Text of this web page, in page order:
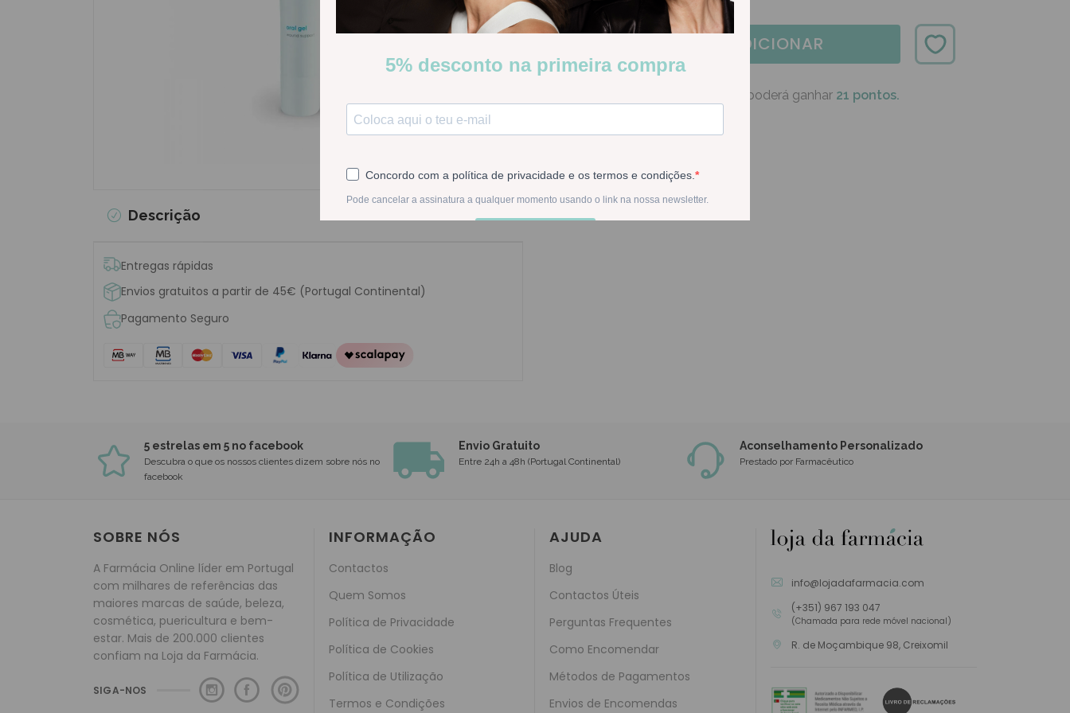
Descrição
Entregas rápidas
Envios gratuitos a partir de 45€ (Portugal Continental)
Pagamento Seguro
ADICIONAR
Na compra deste produto poderá ganhar 21 pontos.
5 estrelas em 5 no facebook
Descubra o que os nossos clientes dizem sobre nós no
facebook
Envio Gratuito
Entre 24h a 48h (Portugal Continental)
Aconselhamento Personalizado
Prestado por Farmacêutico
SOBRE NÓS
A Farmácia Online líder em Portugal
com milhares de referências das
maiores marcas de saúde, beleza,
cosmética, puericultura e bem-
estar. Mais de 200.000 clientes
confiam na Loja da Farmácia.
SIGA-NOS
INFORMAÇÃO
Contactos
Quem Somos
Política de Privacidade
Política de Cookies
Política de Utilização
Termos e Condições
AJUDA
Blog
Contactos Úteis
Perguntas Frequentes
Como Encomendar
Métodos de Pagamentos
Envios de Encomendas
info@lojadafarmacia.com
(+351) 967 193 047
(Chamada para rede móvel nacional)
R. de Moçambique 98, Creixomil